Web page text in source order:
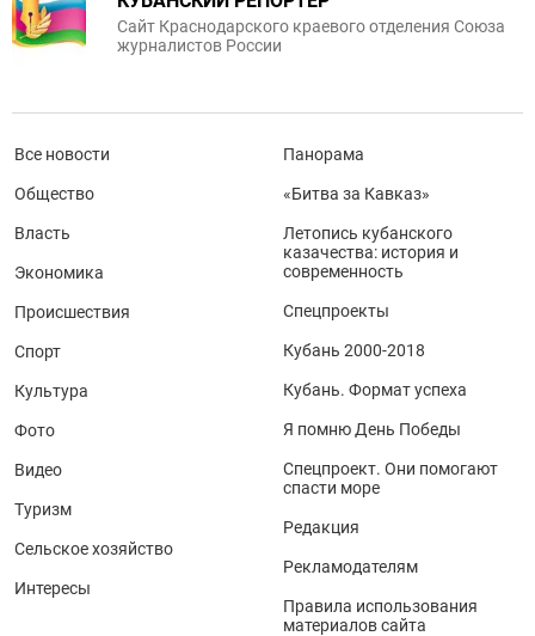
Сайт Краснодарского краевого отделения Союза
журналистов России
Все новости
Общество
Власть
Экономика
Происшествия
Спорт
Культура
Фото
Видео
Туризм
Сельское хозяйство
Интересы
Панорама
«Битва за Кавказ»
Летопись кубанского
казачества: история и
современность
Спецпроекты
Кубань 2000-2018
Кубань. Формат успеха
Я помню День Победы
Спецпроект. Они помогают
спасти море
Редакция
Рекламодателям
Правила использования
материалов сайта